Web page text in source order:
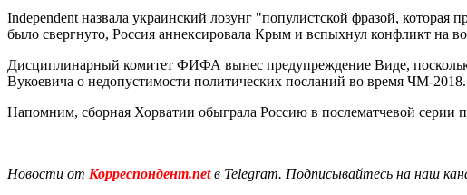
Independent назвала украинский лозунг "популистской фразой, которая
было свергнуто, Россия аннексировала Крым и вспыхнул конфликт на
Дисциплинарный комитет ФИФА вынес предупреждение Виде,
Вукоевича о недопустимости политических посланий во время ЧМ-2018.
Напомним, сборная Хорватии обыграла Россию в послематчевой серии
Новости от Корреспондент.netв Telegram. Подписывайтесь на наш